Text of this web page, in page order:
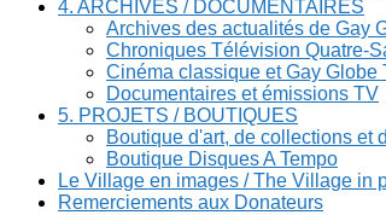
4. ARCHIVES / DOCUMENTAIRES
Archives des actualités de Gay
Chroniques Télévision Quatre-
Cinéma classique et Gay Globe
Documentaires et émissions TV
5. PROJETS / BOUTIQUES
Boutique d'art, de collections et
Boutique Disques A Tempo
Le Village en images / The Village in
Remerciements aux Donateurs